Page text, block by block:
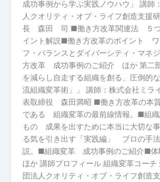
成功事例から学ぶ実践ノウハウ」 講師
人クオリティ・オブ・ライフ創造支援
長 森田 司 ■働き方改革関連法 ５つ
イント解説■働き方改革のポイント ワ
フ・バランスとダイバーシティ・マネ
方改革 成功事例のご紹介 ほか 第二
を減らし自走する組織を創る、圧倒的
流組織変革術」」 講師：株式会社ミ
表取締役 森田満昭 ■働き方改革の本
である 組織変革の最前線情報。■組織
もの 成果を出すために本当に大切な
る気を引き出す「実践編」 プロの手
説。■組織変革 成功事例のご紹介■
ほか 講師プロフィール 組織変革コーチ
団法人クオリティ・オブ・ライフ創造
は
無
く、
人
と
組
織
の
変
革
だ
～
を
大
阪